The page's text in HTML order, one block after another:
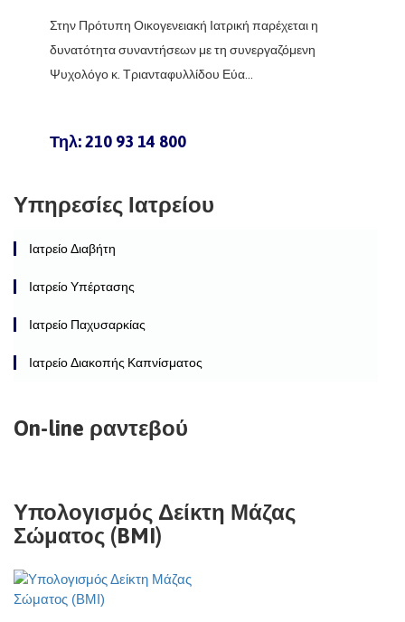
Στην Πρότυπη Οικογενειακή Ιατρική παρέχεται η
δυνατότητα συναντήσεων με τη συνεργαζόμενη
Ψυχολόγο κ. Τριανταφυλλίδου Εύα...
Τηλ: 210 93 14 800
Υπηρεσίες Ιατρείου
Ιατρείο Διαβήτη
Ιατρείο Υπέρτασης
Ιατρείο Παχυσαρκίας
Ιατρείο Διακοπής Καπνίσματος
On-line ραντεβού
Υπολογισμός Δείκτη Μάζας
Σώματος (BMI)